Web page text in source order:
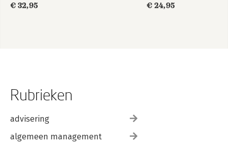
€ 32,95
€ 24,95
Rubrieken
advisering
algemeen management